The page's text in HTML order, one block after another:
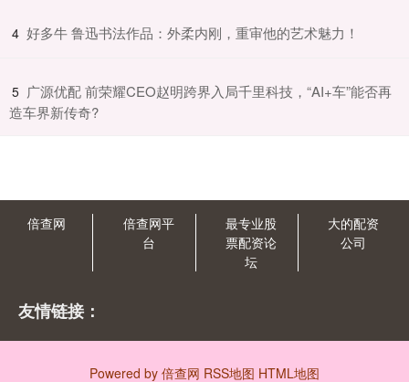
4 ​好多牛 鲁迅书法作品：外柔内刚，重审他的艺术魅力！
5 ​广源优配 前荣耀CEO赵明跨界入局千里科技，“AI+车”能否再
造车界新传奇?
倍查网
倍查网平
台
最专业股
票配资论
坛
大的配资
公司
友情链接：
Powered by 倍查网 RSS地图 HTML地图